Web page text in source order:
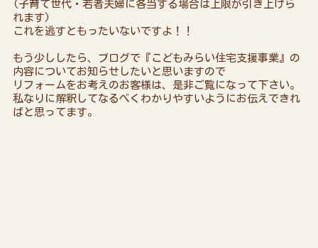
(子育て世代・若者夫婦に各当する場合は上限が引き上げら
れます)
これを逃すともったいないですよ！！
もう少ししたら、ブログで『こどもみらい住宅支援事業』の
内容についてお知らせしたいと思いますので
リフォームをお考えのお客様は、是非ご覧になって下さい。
私なりに解釈してなるべくわかりやすいようにお伝えできれ
ばと思ってます。